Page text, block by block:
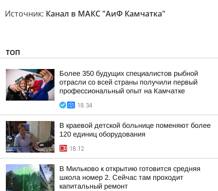
Источник: Канал в МАКС "АиФ Камчатка"
ТОП
Более 350 будущих специалистов рыбной
отрасли со всей страны получили первый
профессиональный опыт на Камчатке
18:34
В краевой детской больнице поменяют более
120 единиц оборудования
18:12
В Мильково к открытию готовится средняя
школа номер 2. Сейчас там проходит
капитальный ремонт